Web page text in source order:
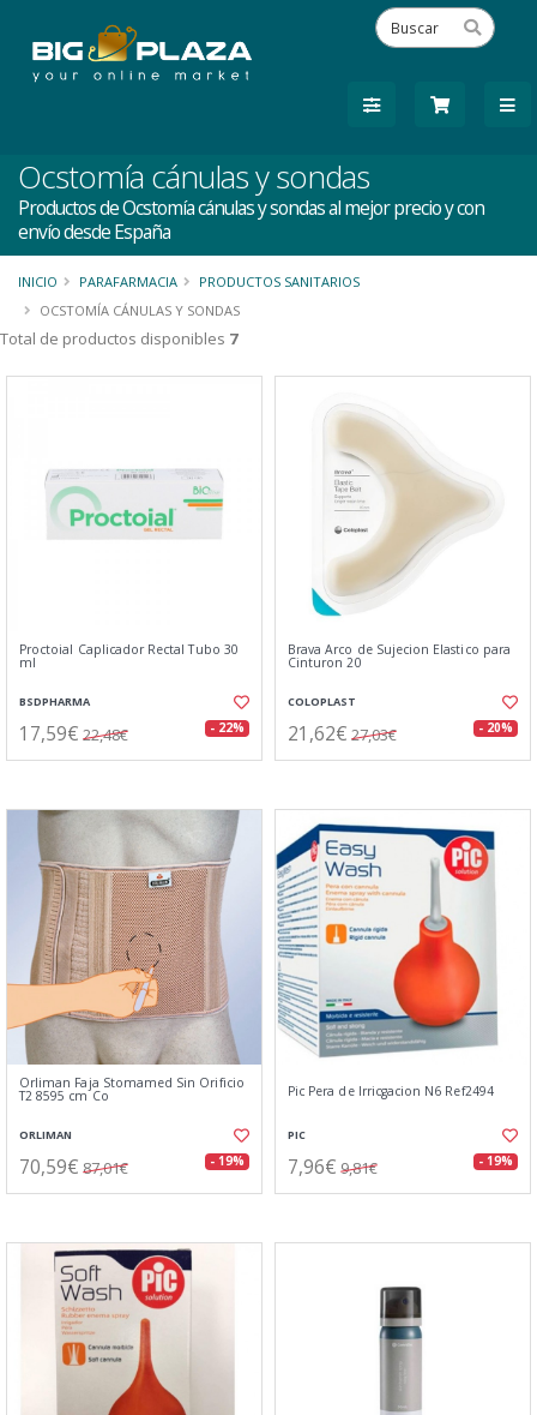
Ocstomía cánulas y sondas
Productos de Ocstomía cánulas y sondas al mejor precio y con
envío desde España
INICIO PARAFARMACIA
PRODUCTOS SANITARIOS
OCSTOMÍA CÁNULAS Y SONDAS
Total de productos disponibles 7
Proctoial Caplicador Rectal Tubo 30
ml
BSDPHARMA
17,59€ 22,48€ - 22%
Brava Arco de Sujecion Elastico para
Cinturon 20
COLOPLAST
21,62€ 27,03€ - 20%
Orliman Faja Stomamed Sin Orificio
T2 8595 cm Co
ORLIMAN
70,59€ 87,01€ - 19%
Pic Pera de Irricgacion N6 Ref2494
PIC
7,96€ 9,81€ - 19%